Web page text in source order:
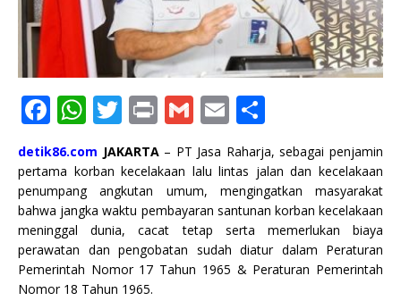
F
a
c
e
b
o
o
W
at
s
A
p
p
T
w
it
te
r
P
ri
n
t
G
m
ai
l
E
m
ai
l
ar
e
detik86.com JAKARTA– PT Jasa Raharja, sebagai penjamin
pertama korban kecelakaan lalu lintas jalan dan kecelakaan
penumpang angkutan umum, mengingatkan masyarakat
bahwa jangka waktu pembayaran santunan korban kecelakaan
meninggal dunia, cacat tetap serta memerlukan biaya
perawatan dan pengobatan sudah diatur dalam Peraturan
Pemerintah Nomor 17 Tahun 1965 & Peraturan Pemerintah
Nomor 18 Tahun 1965.